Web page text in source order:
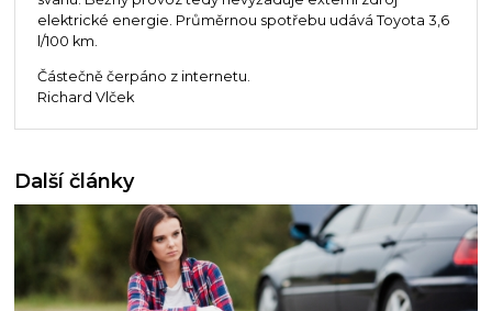
elektrické energie. Průměrnou spotřebu udává Toyota 3,6
l/100 km.
Částečně čerpáno z internetu.
Richard Vlček
Další články